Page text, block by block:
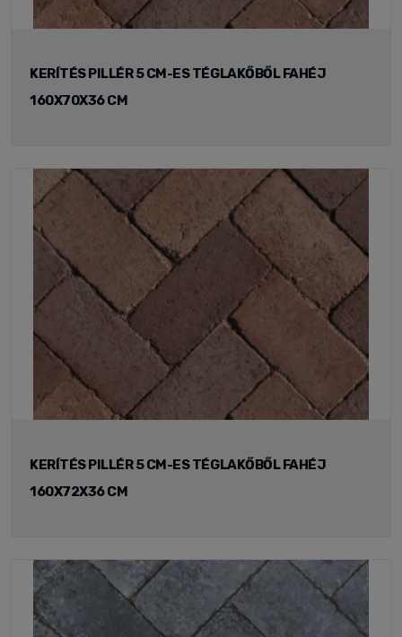
KERÍTÉS PILLÉR 5 CM-ES TÉGLAKŐBŐL FAHÉJ
160X70X36 CM
KERÍTÉS PILLÉR 5 CM-ES TÉGLAKŐBŐL FAHÉJ
160X72X36 CM